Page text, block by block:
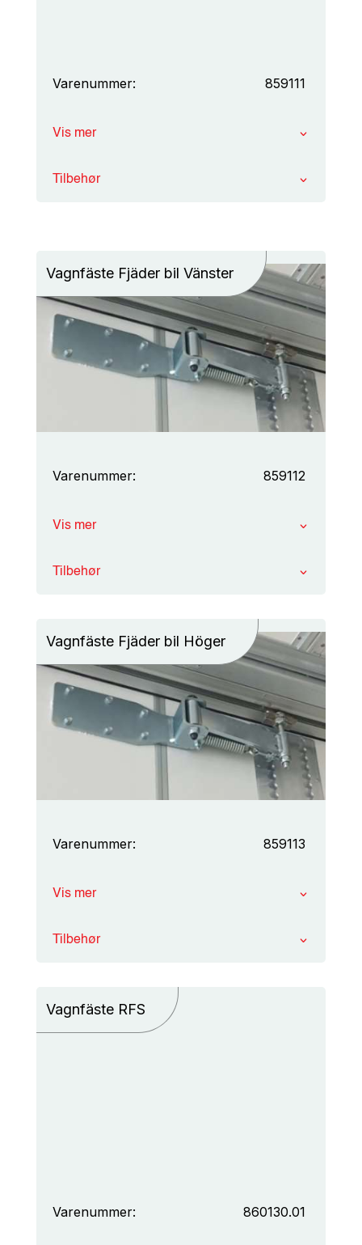
Varenummer: 859111
Vis mer
Tilbehør
Vagnfäste Fjäder bil Vänster
Varenummer: 859112
Vis mer
Tilbehør
Vagnfäste Fjäder bil Höger
Varenummer: 859113
Vis mer
Tilbehør
Vagnfäste RFS
Varenummer: 860130.01